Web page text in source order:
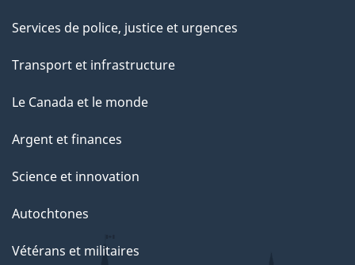
Services de police, justice et urgences
Transport et infrastructure
Le Canada et le monde
Argent et finances
Science et innovation
Autochtones
Vétérans et militaires